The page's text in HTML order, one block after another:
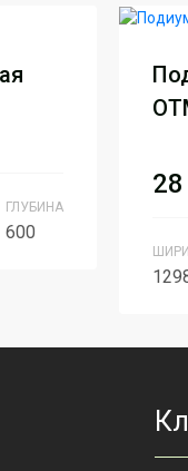
ГЛУБИНА
600